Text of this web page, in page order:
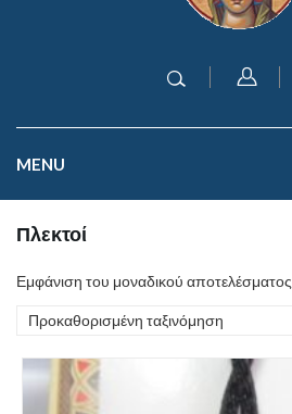
MENU
Πλεκτοί
Εμφάνιση του μοναδικού αποτελέσματος
Προκαθορισμένη ταξινόμηση